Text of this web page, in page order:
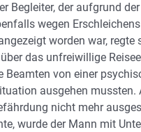
Begleiter, der aufgrund
wegen
worden war, regte
das unfreiwillige
Beamten von einer
ausgehen mussten.
nicht mehr
wurde der Mann mit